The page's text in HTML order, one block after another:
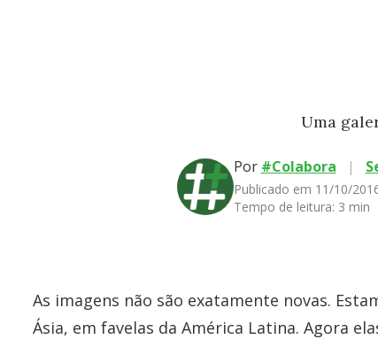
Uma
Por #Colabora |
Publicado em 11/10/
Tempo de leitura: 3 min
As imagens não são exatamente novas.
Ásia, em favelas da América Latina. Agora